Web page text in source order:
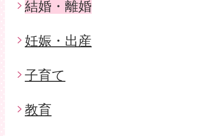
結婚・離婚
妊娠・出産
子育て
教育